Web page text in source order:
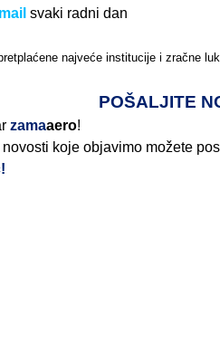
svaki radni dan
najveće institucije i zračne
POŠALJITE
zamaaero!
koje objavimo možete